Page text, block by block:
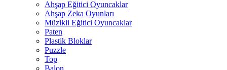
Ahşap Eğitici Oyuncaklar
Ahşap Zeka Oyunları
Müzikli Eğitici Oyuncaklar
Paten
Plastik Bloklar
Puzzle
Top
Balon